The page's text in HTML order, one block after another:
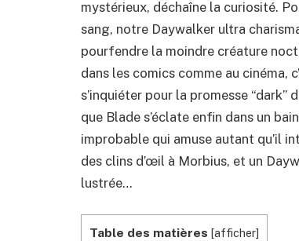
mystérieux, déchaîne la curiosité.
sang, notre Daywalker ultra
pourfendre la moindre créature
dans les comics comme au cinéma,
s’inquiéter pour la promesse
que Blade s’éclate enfin dans un
improbable qui amuse autant qu’il
des clins d’œil à Morbius, et un
lustrée…
Table des matières [afficher]